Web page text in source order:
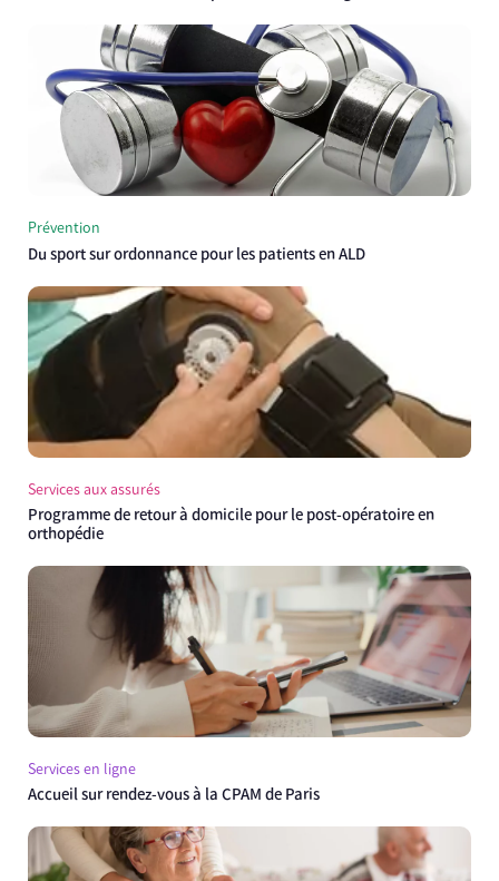
Prévention
Du sport sur ordonnance pour les patients en ALD
Services aux assurés
Programme de retour à domicile pour le post-opératoire en
orthopédie
Services en ligne
Accueil sur rendez-vous à la CPAM de Paris